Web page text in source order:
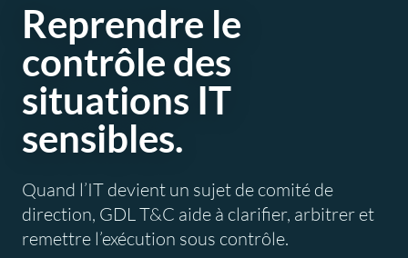
Reprendre le
contrôle des
situations IT
sensibles.
Quand l’IT devient un sujet de comité de
direction, GDL T&C aide à clarifier, arbitrer et
remettre l’exécution sous contrôle.